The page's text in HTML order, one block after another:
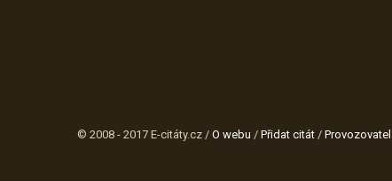
© 2008 - 2017 E-citáty.cz / O webu / Přidat citát / Provozovatel